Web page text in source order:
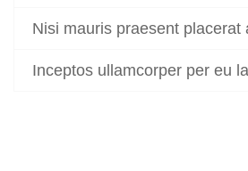
Nisi mauris praesent placerat
Inceptos ullamcorper per eu